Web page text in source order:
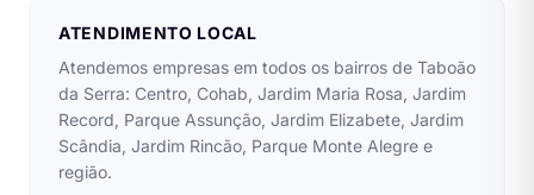
ATENDIMENTO LOCAL
Atendemos empresas em todos os bairros de Taboão
da Serra: Centro, Cohab, Jardim Maria Rosa, Jardim
Record, Parque Assunção, Jardim Elizabete, Jardim
Scândia, Jardim Rincão, Parque Monte Alegre e
região.